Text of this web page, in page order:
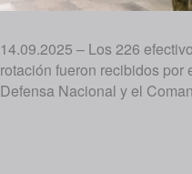
14.09.2025 – Los 226
rotación fueron recibidos
Defensa Nacional y el